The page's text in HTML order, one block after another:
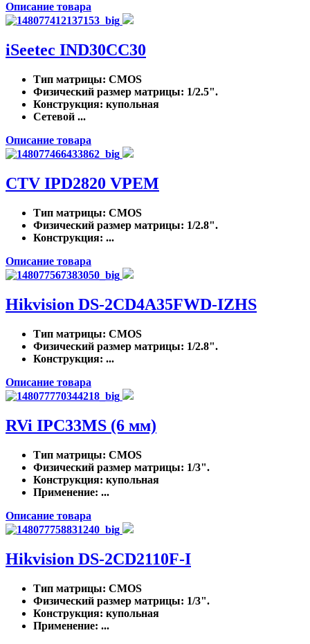
Описание товара
iSeetec IND30CC30
Тип матрицы: CMOS
Физический размер матрицы: 1/2.5".
Конструкция: купольная
Сетевой ...
Описание товара
CTV IPD2820 VPEM
Тип матрицы: CMOS
Физический размер матрицы: 1/2.8".
Конструкция: ...
Описание товара
Hikvision DS-2CD4A35FWD-IZHS
Тип матрицы: CMOS
Физический размер матрицы: 1/2.8".
Конструкция: ...
Описание товара
RVi IPC33MS (6 мм)
Тип матрицы: CMOS
Физический размер матрицы: 1/3".
Конструкция: купольная
Применение: ...
Описание товара
Hikvision DS-2CD2110F-I
Тип матрицы: CMOS
Физический размер матрицы: 1/3".
Конструкция: купольная
Применение: ...